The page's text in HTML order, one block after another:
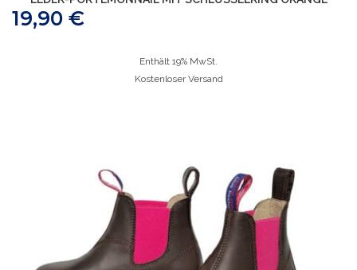
19,90 €
Enthält 19% MwSt.
Kostenloser Versand